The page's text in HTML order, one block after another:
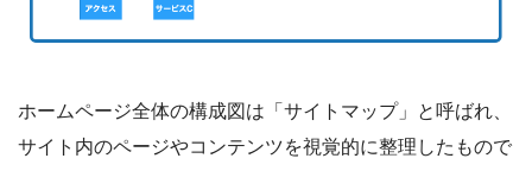
ホームページ全体の構成図は「サイトマップ」と呼ばれ、
サイト内のページやコンテンツを視覚的に整理したもので